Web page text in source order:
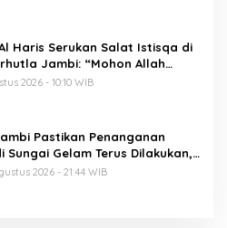
Haris Serukan Salat Istisqa di
Jambi: “Mohon Allah
di Bumi Jambi”
2026 - 10:10 WIB
Pastikan Penanganan
Sungai Gelam Terus Dilakukan,
Polri dan BPBD Diperkuat
2026 - 21:44 WIB